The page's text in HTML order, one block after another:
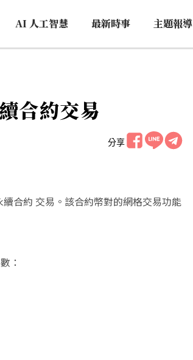
AI 人工智慧 最新時事 主題報導
合約交易
分享
合約 交易。該合約幣對的網格交易功能
：